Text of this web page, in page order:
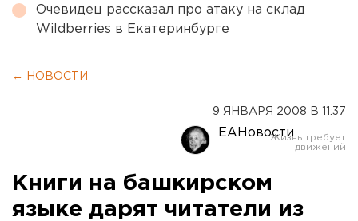
Очевидец рассказал про атаку на склад
Wildberries в Екатеринбурге
← НОВОСТИ
9 ЯНВАРЯ 2008 В 11:37
ЕАНовости
Книги на башкирском
языке дарят читатели из